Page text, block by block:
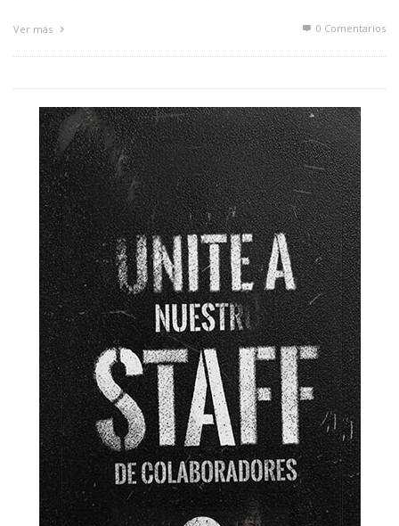
Ver más 0 Comentarios